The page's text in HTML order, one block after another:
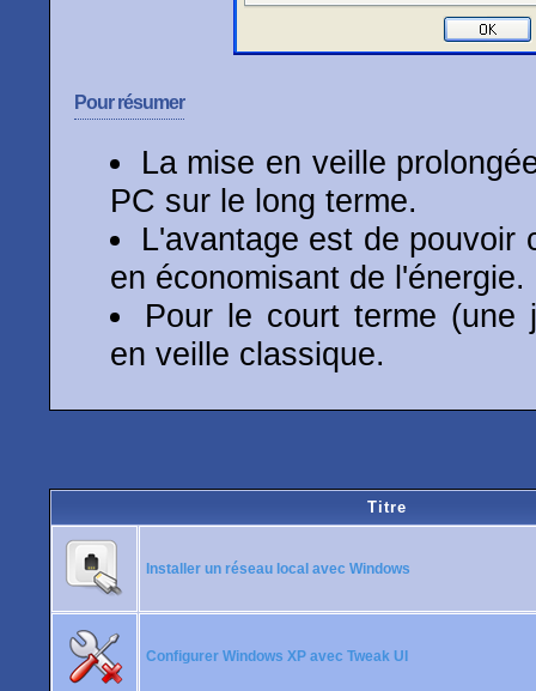
Pour résumer
La mise en veille
PC sur le long terme.
L'avantage est de pouvoir
en économisant de l'énergie.
Pour le court terme (une
en veille classique.
Titre
Installer un réseau local avec Windows
Configurer Windows XP avec Tweak UI